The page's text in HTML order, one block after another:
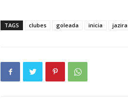
TAGS clubes goleada inicia jazira